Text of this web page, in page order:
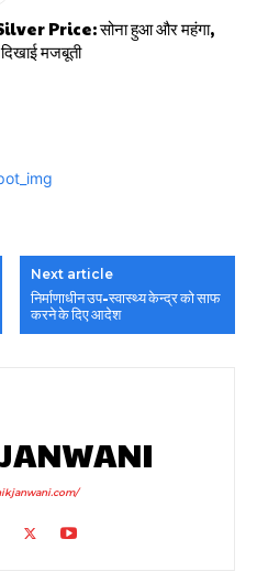
Price: सोना हुआ और महंगा,
दिखाई मजबूती
Next article
निर्माणाधीन उप-स्वास्थ्य केन्द्र को साफ
करने के दिए आदेश